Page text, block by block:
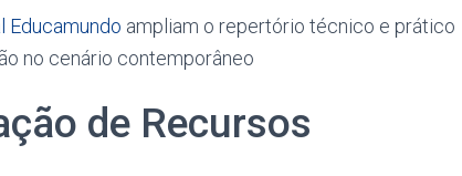
Educamundo ampliam o repertório técnico e prático
no cenário contemporâneo
de Recursos